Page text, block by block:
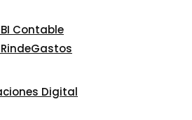
BI Contable
RindeGastos
Digital